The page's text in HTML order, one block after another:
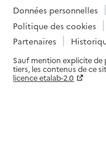
Données personnelles
Politique des cookies
Partenaires
Sauf mention explicite de
tiers, les contenus de ce
licence etalab-2.0